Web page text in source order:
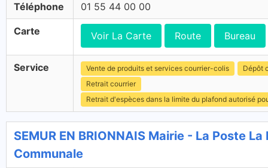
Téléphone 01 55 44 00 00
Carte Voir La Carte Route Bureau
Service Vente de produits et services courrier-colis
Dépôt
Retrait courrier
Retrait d'espèces dans la limite du plafond autorisé
SEMUR EN BRIONNAIS Mairie - La Poste
Communale